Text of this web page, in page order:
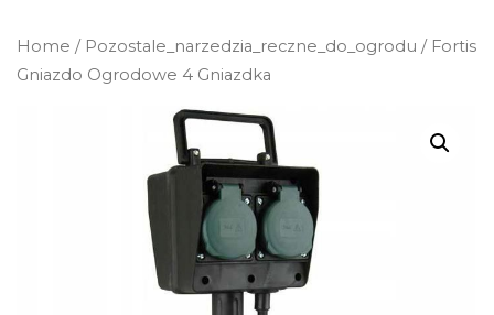
Home / Pozostale_narzedzia_reczne_do_ogrodu / Fortis
Gniazdo Ogrodowe 4 Gniazdka